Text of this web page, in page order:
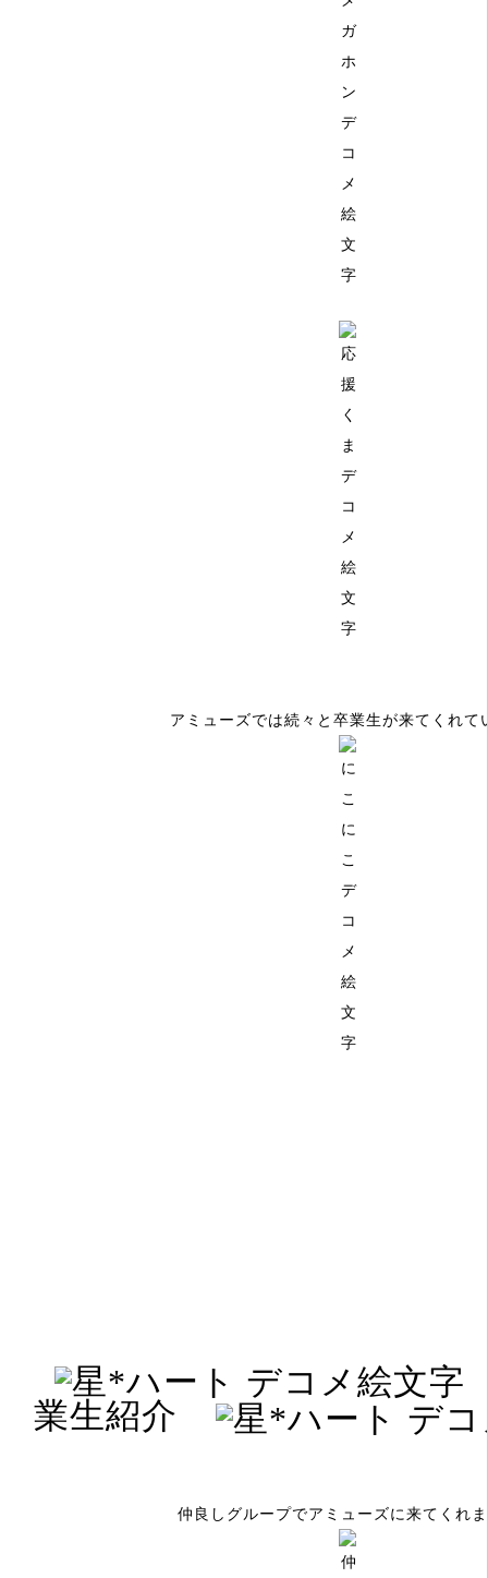
アミューズでは続々と卒業生が来てくれて
業生紹介
仲良しグループでアミューズに来てくれ